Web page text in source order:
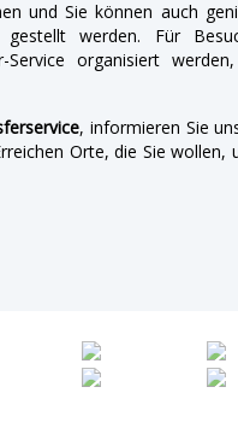
und Sie können auch
gestellt werden. Für
organisiert
, informieren Sie
Orte, die Sie wollen,